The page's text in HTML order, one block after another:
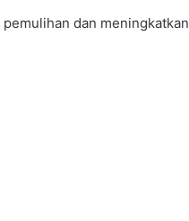
dan meningkatkan